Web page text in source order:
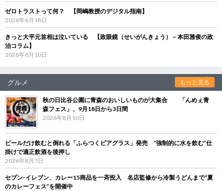
ゼロトラストって何？ 【岡嶋教授のデジタル指南】
2026年6月18日
きっと大平元首相は泣いている 【政眼鏡（せいがんきょう）－本田雅俊の政
治コラム】
2026年6月10日
グルメ もっと見る
秋の日比谷公園に青森のおいしいものが大集合 「んめぇ青
森フェス」、9月18日から3日間
2026年8月10日
ビールだけ飲むと倒れる「ふらつくビアグラス」発売 “強制的に水を飲む”仕
掛けで適正飲酒を後押し
2026年8月7日
セブン‐イレブン、カレー15商品を一斉投入 名店監修から冷製うどんまで“夏
のカレーフェス”を開催中